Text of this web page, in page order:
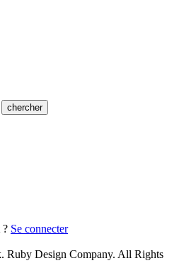
? Se connecter
Design Company. All Rights